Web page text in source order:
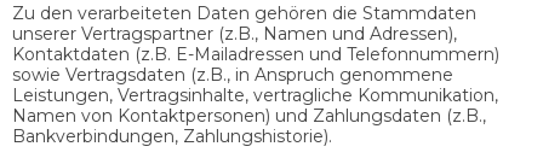
Zu den verarbeiteten Daten gehören die Stammdaten
unserer Vertragspartner (z.B., Namen und Adressen),
Kontaktdaten (z.B. E-Mailadressen und Telefonnummern)
sowie Vertragsdaten (z.B., in Anspruch genommene
Leistungen, Vertragsinhalte, vertragliche Kommunikation,
Namen von Kontaktpersonen) und Zahlungsdaten (z.B.,
Bankverbindungen, Zahlungshistorie).